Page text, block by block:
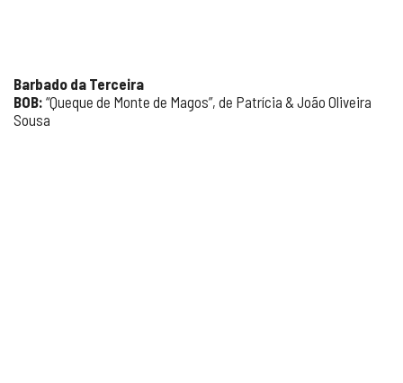
Barbado da Terceira
BOB: “Queque de Monte de Magos”, de Patrícia & João Oliveira
Sousa